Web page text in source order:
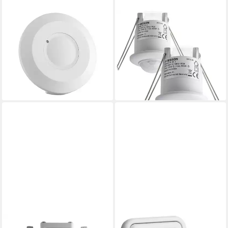
SEBSON
Bewegungsmelder
Bewegungsmelder Aufputz
HF Sensor LED geeignet
programmierbar, (1-St)
ab 9,99 €
lieferbar - in 3-4 Werktagen bei dir
SEBSON
Bewegungsmelder Mini
Bewegungsmelder Innen -
2er Set - Unterputz Decken
Montage
lieferbar - in 3-4 Werktagen bei dir
SEBSON SEBSON